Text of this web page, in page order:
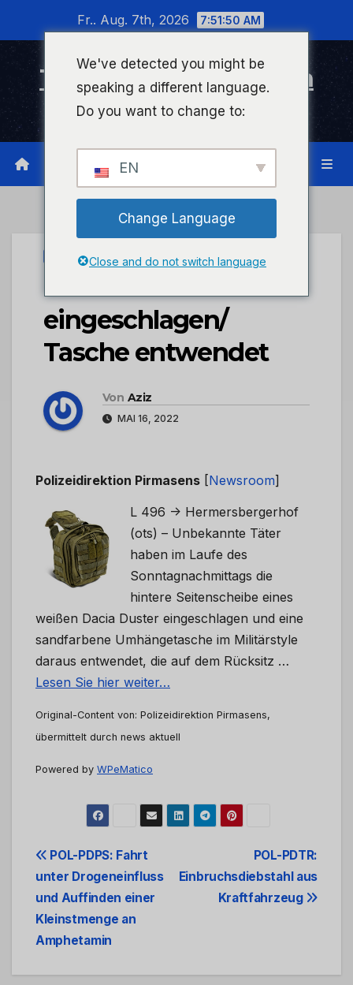
wechseln
Fr.. Aug. 7th, 2026 7:51:50 AM
Timeline Bad Kreuznach
Infonetzwerk für Bad Kreuznach
UNCATEGORIZED
POL-PDPS: Scheibe
eingeschlagen/
Tasche entwendet
Von Aziz
MAI 16, 2022
Polizeidirektion Pirmasens [Newsroom]
L 496 -> Hermersbergerhof
(ots) – Unbekannte Täter
haben im Laufe des
Sonntagnachmittags die
hintere Seitenscheibe eines
weißen Dacia Duster eingeschlagen und eine
sandfarbene Umhängetasche im Militärstyle
daraus entwendet, die auf dem Rücksitz …
Lesen Sie hier weiter…
Original-Content von: Polizeidirektion Pirmasens,
übermittelt durch news aktuell
Powered by WPeMatico
Beitrags-
Navigation
POL-PDTR:
Einbruchsdiebstahl aus
Kraftfahrzeug
POL-PDPS: Fahrt
unter Drogeneinfluss
und Auffinden einer
Kleinstmenge an
Amphetamin
We've detected you might be
speaking a different language.
Do you want to change to:
EN
Change Language
Close and do not switch language